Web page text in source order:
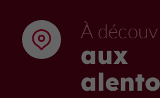
À
aux